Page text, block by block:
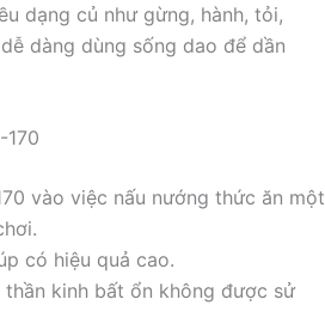
dạng củ như gừng, hành, tỏi,
dàng dùng sống dao để dần
vào việc nấu nướng thức ăn một
có hiệu quả cao.
kinh bất ổn không được sử